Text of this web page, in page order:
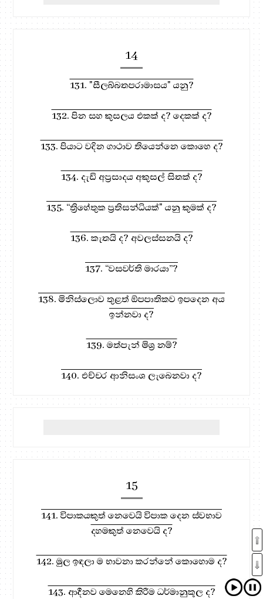
14
131. "සීලබ්බතපරාමාසය" යනු?
132. පින සහ කුසලය එකක් ද? දෙකක් ද?
133. පියාට වදින ගාථාව තියෙන්නෙ කොහෙ ද?
134. දැඩි අප්‍රසාදය අකුසල් සිතක් ද?
135. “ත්‍රිහේතුක ප්‍රතිසන්ධියක්" යනු කුමක් ද?
136. කැතයි ද? අවලස්සනයි ද?
137. “වසවර්ති මාරයා”?
138. මිනිස්ලොව තුළත් ඕපපාතිකව ඉපදෙන අය
ඉන්නවා ද?
139. මත්පැන් මිශ්‍ර නම්?
140. එච්චර ආනිසංශ ලැබෙනවා ද?
15
141. විපාකයකුත් නෙවෙයි විපාක දෙන ස්වභාව
දහමකුත් නෙවෙයි ද?
142. මුල ඉඳලා ම භාවනා කරන්නේ කොහොම ද?
143. ආදීනව මෙනෙහි කිරීම ධර්මානුකූල ද?